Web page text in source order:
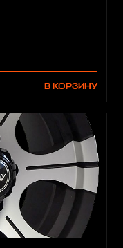
В КОРЗИНУ